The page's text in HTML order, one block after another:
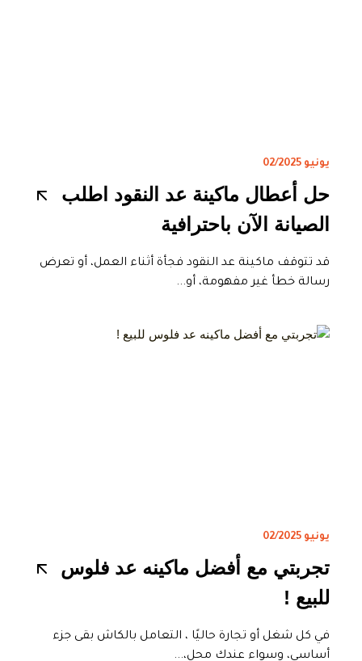
يونيو 02/2025
حل أعطال ماكينة عد النقود اطلب
الصيانة الآن باحترافية
قد تتوقف ماكينة عد النقود فجأة أثناء العمل، أو تعرض
رسالة خطأ غير مفهومة، أو...
يونيو 02/2025
تجربتي مع أفضل ماكينه عد فلوس
للبيع !
في كل شغل أو تجارة حاليًا ، التعامل بالكاش بقى جزء
أساسي، وسواء عندك محل،...